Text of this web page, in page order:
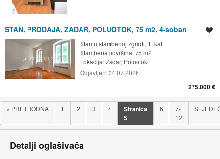
STAN, PRODAJA, ZADAR, POLUOTOK, 75 m2, 4-soban
Stan u stambenoj zgradi, 1. kat
Stambena površina: 75 m2
Lokacija:Zadar, Poluotok
Objavljen:24.07.2026.
275.000 €
« PRETHODNA 1 2 3 4
Stranica
5
6
7-
12
Detalji oglašivača